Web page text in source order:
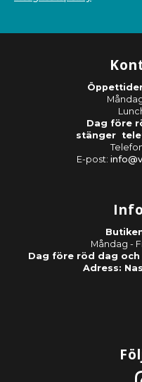
Dag före
stänger
E-post:
Måndag -
Dag före röd dag
Adress: